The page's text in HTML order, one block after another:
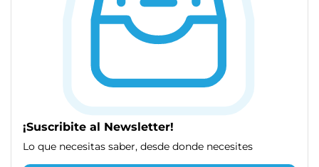
¡Suscribite al Newsletter!
Lo que necesitas saber, desde donde necesites